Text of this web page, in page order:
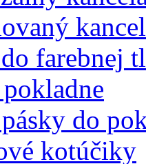
farebnej
do
kotúčiky